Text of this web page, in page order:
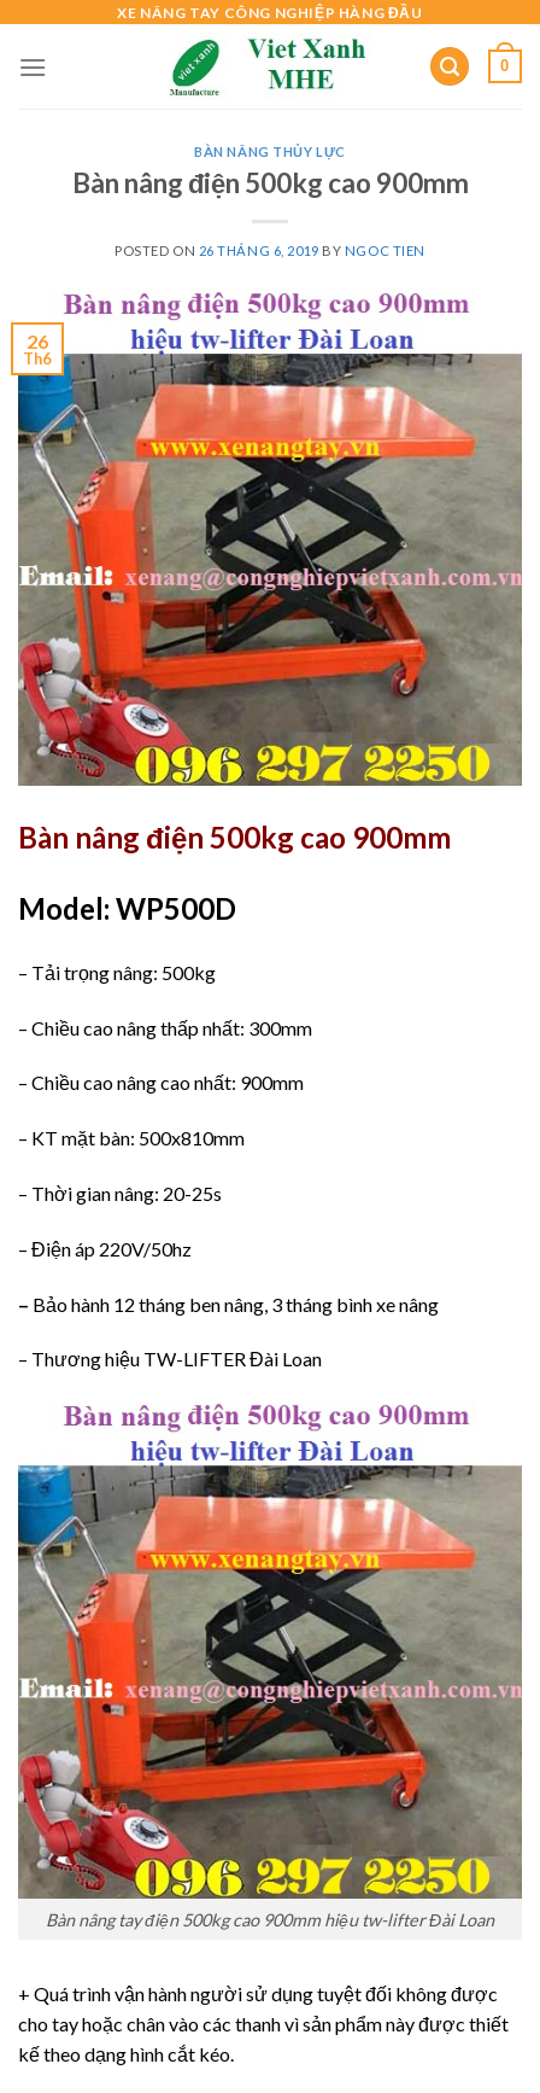
content
XE NÂNG TAY CÔNG NGHIỆP HÀNG ĐẦU
0
BÀN NÂNG THỦY LỰC
Bàn nâng điện 500kg cao 900mm
POSTED ON 26 THÁNG 6, 2019 BY NGOC TIEN
26
Th6
Bàn nâng điện 500kg cao 900mm
Model: WP500D
– Tải trọng nâng: 500kg
– Chiều cao nâng thấp nhất: 300mm
– Chiều cao nâng cao nhất: 900mm
– KT mặt bàn: 500x810mm
– Thời gian nâng: 20-25s
– Điện áp 220V/50hz
– Bảo hành 12 tháng ben nâng, 3 tháng bình xe nâng
– Thương hiệu TW-LIFTER Đài Loan
Bàn nâng tay điện 500kg cao 900mm hiệu tw-lifter Đài Loan
+ Quá trình vận hành người sử dụng tuyệt đối không được
cho tay hoặc chân vào các thanh vì sản phẩm này được thiết
kế theo dạng hình cắt kéo.